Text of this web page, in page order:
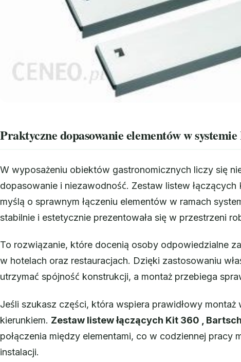
Praktyczne dopasowanie elementów w
W wyposażeniu obiektów gastronomicznych liczy się
dopasowanie i niezawodność. Zestaw listew
myślą o sprawnym łączeniu elementów w ramach
stabilnie i estetycznie prezentowała się w przestrzeni
To rozwiązanie, które docenią osoby odpowiedzialne
w hotelach oraz restauracjach. Dzięki zastosowaniu
utrzymać spójność konstrukcji, a montaż przebiega
Jeśli szukasz części, która wspiera prawidłowy
kierunkiem. Zestaw listew łączących Kit 360 ,
połączenia między elementami, co w codziennej pracy
instalacji.